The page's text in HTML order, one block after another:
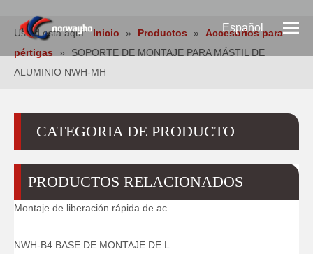
Español
Usted está aquí: Inicio » Productos »
Accesorios para
pértigas
»
SOPORTE DE MONTAJE PARA MÁSTIL DE
ALUMINIO NWH-MH
CATEGORIA DE PRODUCTO
PRODUCTOS RELACIONADOS